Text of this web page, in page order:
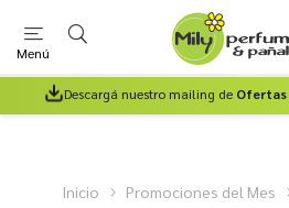
Menú
Descargá nuestro mailing de
Inicio Promociones del Mes